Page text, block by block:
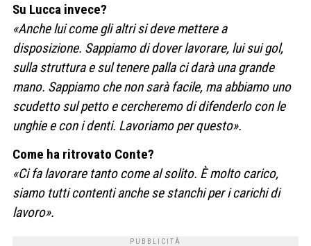
Su Lucca invece?
«Anche lui come gli altri si deve mettere a
disposizione. Sappiamo di dover lavorare, lui sui gol,
sulla struttura e sul tenere palla ci darà una grande
mano. Sappiamo che non sarà facile, ma abbiamo uno
scudetto sul petto e cercheremo di difenderlo con le
unghie e con i denti. Lavoriamo per questo».
Come ha ritrovato Conte?
«Ci fa lavorare tanto come al solito. È molto carico,
siamo tutti contenti anche se stanchi per i carichi di
lavoro».